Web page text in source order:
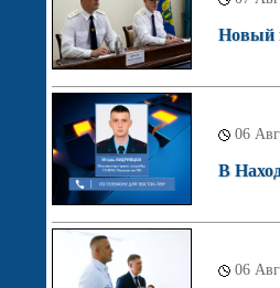
Новый
06
В
06